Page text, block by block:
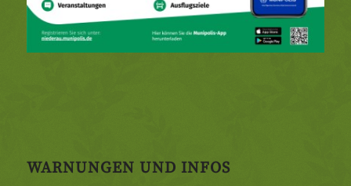
WARNUNGEN UND INFOS